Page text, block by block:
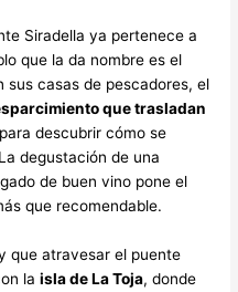
Siradella ya pertenece a
que la da nombre es el
sus casas de pescadores, el
que trasladan
para descubrir cómo se
degustación de una
de buen vino pone el
que recomendable.
que atravesar el puente
laisla de La Toja, donde